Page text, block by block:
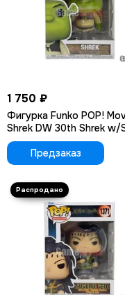
1 750 ₽
Фигурка Funko POP!
Shrek DW 30th Shrek w/
(1594)
Предзаказ